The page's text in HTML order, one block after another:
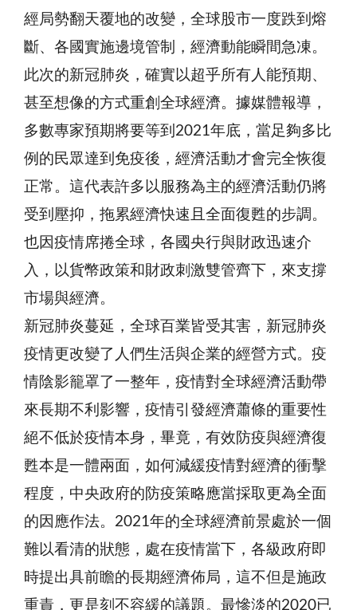
經局勢翻天覆地的改變，全球股市一度跌到熔
斷、各國實施邊境管制，經濟動能瞬間急凍。
此次的新冠肺炎，確實以超乎所有人能預期、
甚至想像的方式重創全球經濟。據媒體報導，
多數專家預期將要等到2021年底，當足夠多比
例的民眾達到免疫後，經濟活動才會完全恢復
正常。這代表許多以服務為主的經濟活動仍將
受到壓抑，拖累經濟快速且全面復甦的步調。
也因疫情席捲全球，各國央行與財政迅速介
入，以貨幣政策和財政刺激雙管齊下，來支撐
市場與經濟。
新冠肺炎蔓延，全球百業皆受其害，新冠肺炎
疫情更改變了人們生活與企業的經營方式。疫
情陰影籠罩了一整年，疫情對全球經濟活動帶
來長期不利影響，疫情引發經濟蕭條的重要性
絕不低於疫情本身，畢竟，有效防疫與經濟復
甦本是一體兩面，如何減緩疫情對經濟的衝擊
程度，中央政府的防疫策略應當採取更為全面
的因應作法。2021年的全球經濟前景處於一個
難以看清的狀態，處在疫情當下，各級政府即
時提出具前瞻的長期經濟佈局，這不但是施政
重責，更是刻不容緩的議題。最慘淡的2020已